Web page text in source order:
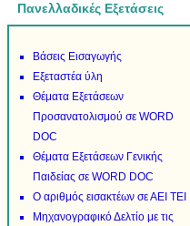
Πανελλαδικές Εξετάσεις
Βάσεις Εισαγωγής
Εξεταστέα ύλη
Θέματα Εξετάσεων
Προσανατολισμού σε WORD
DOC
Θέματα Εξετάσεων Γενικής
Παιδείας σε WORD DOC
Ο αριθμός εισακτέων σε ΑΕΙ ΤΕΙ
Μηχανογραφικό Δελτίο με τις